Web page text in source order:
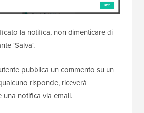
la notifica, non dimenticare di
'Salva'.
pubblica un commento su un
risponde, riceverà
una notifica via email.